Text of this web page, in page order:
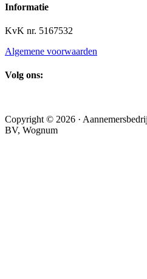
Informatie
KvK nr. 5167532
Algemene voorwaarden
Volg ons:
Copyright © 2026 ·
BV, Wognum